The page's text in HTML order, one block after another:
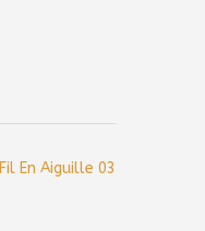
En Aiguille 03